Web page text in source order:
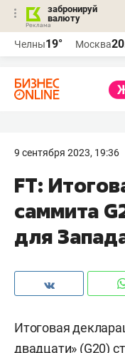
забронируй
валюту
Челны19° Москва
9 сентября 2023, 19:36
FT:
саммита
для
Итоговая
двадцати» (G20)